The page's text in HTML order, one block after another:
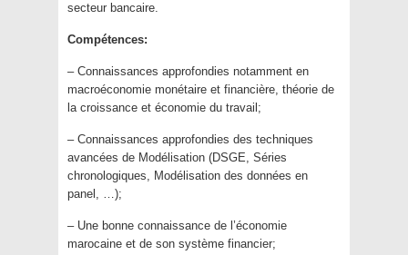
secteur bancaire.
Compétences:
– Connaissances approfondies notamment en
macroéconomie monétaire et financière, théorie de
la croissance et économie du travail;
– Connaissances approfondies des techniques
avancées de Modélisation (DSGE, Séries
chronologiques, Modélisation des données en
panel, …);
– Une bonne connaissance de l’économie
marocaine et de son système financier;